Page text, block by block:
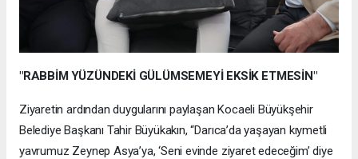
"RABBİM YÜZÜNDEKİ GÜLÜMSEMEYİ EKSİK ETMESİN"
Ziyaretin ardından duygularını paylaşan Kocaeli Büyükşehir
Belediye Başkanı Tahir Büyükakın, “Darıca’da yaşayan kıymetli
yavrumuz Zeynep Asya’ya, ‘Seni evinde ziyaret edeceğim’ diye